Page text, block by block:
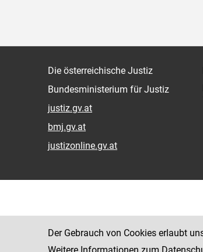
Die österreichische Justiz
Bundesministerium für Justiz
justiz.gv.at
bmj.gv.at
justizonline.gv.at
Der Gebrauch von Cookies erlaubt